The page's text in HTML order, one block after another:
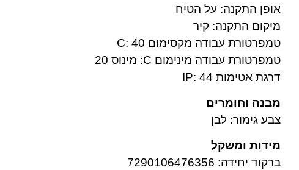
אופן התקנה: על הטיח
מיקום התקנה: קיר
טמפרטורת עבודה מקסימום C: 40
טמפרטורת עבודה מינימום C: מינוס 20
דרגת אטימות IP: 44
מבנה וחומרים
צבע גימור: לבן
מידות ומשקל
ברקוד יחידה: 7290106476356